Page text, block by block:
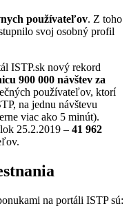
používateľov. Z toho
svoj osobný profil
ISTP.sk nový rekord
900 000 návštev za
používateľov, ktorí
na jednu návštevu
viac ako 5 minút).
25.2.2019 – 41 962
na portáli ISTP sú: